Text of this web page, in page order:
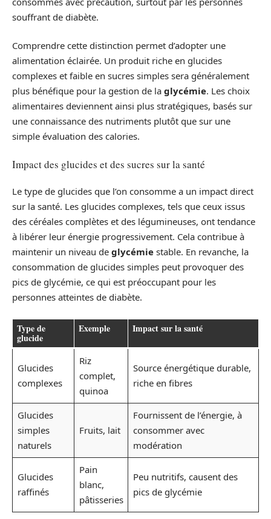
souffrant de diabète.
Comprendre cette distinction permet d’adopter une
alimentation éclairée. Un produit riche en glucides
complexes et faible en sucres simples sera généralement
plus bénéfique pour la gestion de la glycémie. Les choix
alimentaires deviennent ainsi plus stratégiques, basés sur
une connaissance des nutriments plutôt que sur une
simple évaluation des calories.
Impact des glucides et des sucres sur la santé
Le type de glucides que l’on consomme a un impact direct
sur la santé. Les glucides complexes, tels que ceux issus
des céréales complètes et des légumineuses, ont tendance
à libérer leur énergie progressivement. Cela contribue à
maintenir un niveau de glycémie stable. En revanche, la
consommation de glucides simples peut provoquer des
pics de glycémie, ce qui est préoccupant pour les
personnes atteintes de diabète.
Type de
glucide
Exemple Impact sur la santé
Glucides
complexes
Riz
complet,
quinoa
Source énergétique durable,
riche en fibres
Glucides
simples
naturels
Fruits, lait
Fournissent de l’énergie, à
consommer avec
modération
Glucides
raffinés
Pain
blanc,
pâtisseries
Peu nutritifs, causent des
pics de glycémie